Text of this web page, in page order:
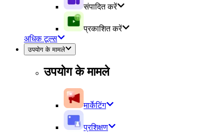
संपादित करें
प्रकाशित करें
अधिक टूल्स
उपयोग के मामले
उपयोग के मामले
मार्केटिंग
प्रशिक्षण